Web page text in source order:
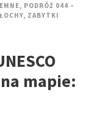
, PODRÓŻ 044 –
, ZABYTKI
mapie: